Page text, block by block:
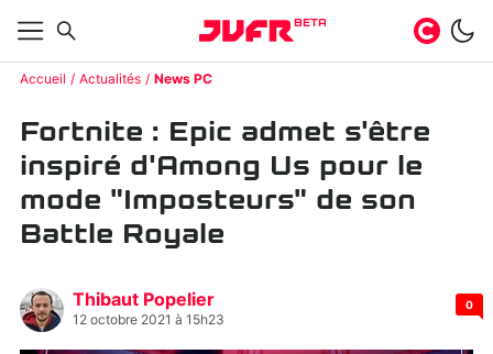
BETA
Accueil Actualités News PC
Fortnite : Epic admet s'être
inspiré d'Among Us pour le
mode "Imposteurs" de son
Battle Royale
Thibaut Popelier
12 octobre 2021 à 15h23
0